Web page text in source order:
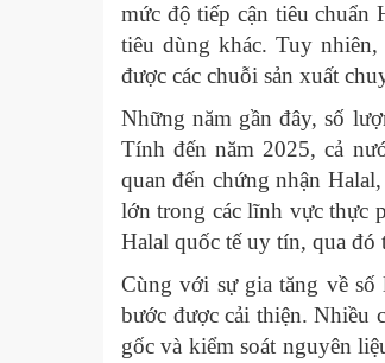
mức độ tiếp cận tiêu chuẩn
tiêu dùng khác. Tuy
được các chuỗi sản xuất
Những năm gần đây, số
Tính đến năm 2025, cả
quan đến chứng nhận
lớn trong các lĩnh vực thực
Halal quốc tế uy tín, qua đó
Cùng với sự gia tăng về số
bước được cải thiện. Nhiều
gốc và kiểm soát nguyên